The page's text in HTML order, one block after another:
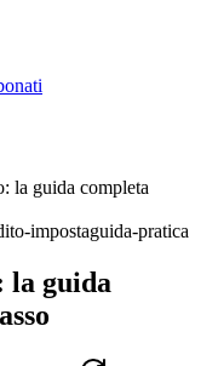
la guida completa
impostaguida-pratica
la guida